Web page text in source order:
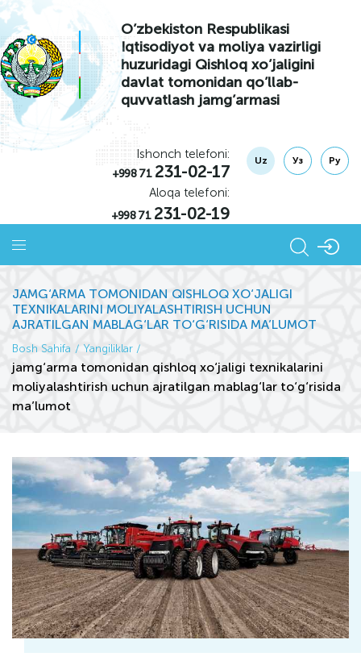
O’zbekiston Respublikasi
Iqtisodiyot va moliya vazirligi
huzuridagi Qishloq xo’jaligini
davlat tomonidan qo’llab-
quvvatlash jamg’armasi
Ishonch telefoni:
+998 71231-02-17
Aloqa telefoni:
+998 71231-02-19
Uz Уз Ру
JAMG‘ARMA TOMONIDAN QISHLOQ XO‘JALIGI
TEXNIKALARINI MOLIYALASHTIRISH UCHUN
AJRATILGAN MABLAG‘LAR TO‘G‘RISIDA MA’LUMOT
Bosh Sahifa Yangiliklar
jamg‘arma tomonidan qishloq xo‘jaligi texnikalarini
moliyalashtirish uchun ajratilgan mablag‘lar to‘g‘risida
ma’lumot